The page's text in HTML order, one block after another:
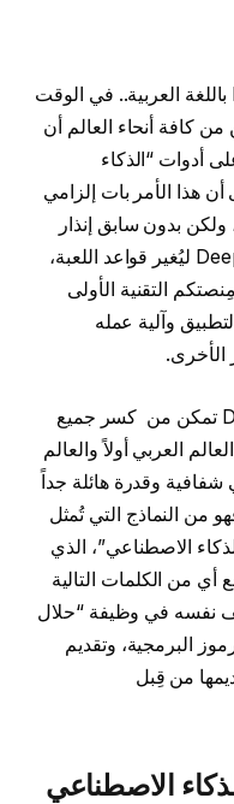
شرح كيفية استخدام DeepSeek R1 باللغة العربية.. في الوقت
كافة أنحاء العالم أن
أدوات “الذكاء
هذا الأمر بات إلزامي
ولكن بدون سابق إنذار
ظهر تطبيق الـ Ai الصيني DeepSeek R1 ليُغير قواعد اللعبة،
التقنية الأولى
وآلية عمله
الأخرى.
جدير بالذكر أن تطبيق DeepSeek R1 تمكن من كسر جميع
العربي أولاً والعالم
وقدرة هائلة جداً
من النماذج التي تُمثل
الاصطناعي”، الذي
أي من الكلمات التالية
نفسه في وظيفة “حلال
البرمجية، وتقديم
من قِبل